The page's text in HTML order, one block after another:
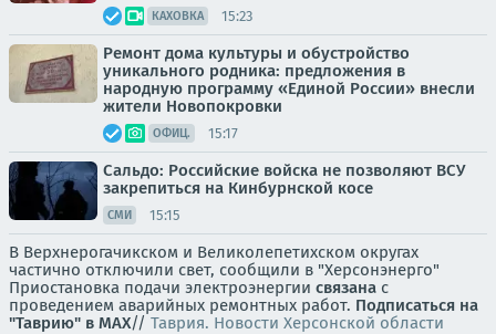
КАХОВКА 15:23
Ремонт дома культуры и обустройство
уникального родника: предложения в
народную программу «Единой России» внесли
жители Новопокровки
ОФИЦ. 15:17
Сальдо: Российские войска не позволяют ВСУ
закрепиться на Кинбурнской косе
СМИ 15:15
В Верхнерогачикском и Великолепетихском округах
частично отключили свет, сообщили в "Херсонэнерго"
Приостановка подачи электроэнергии связана с
проведением аварийных ремонтных работ. Подписаться на
"Таврию" в MAX// Таврия. Новости Херсонской области